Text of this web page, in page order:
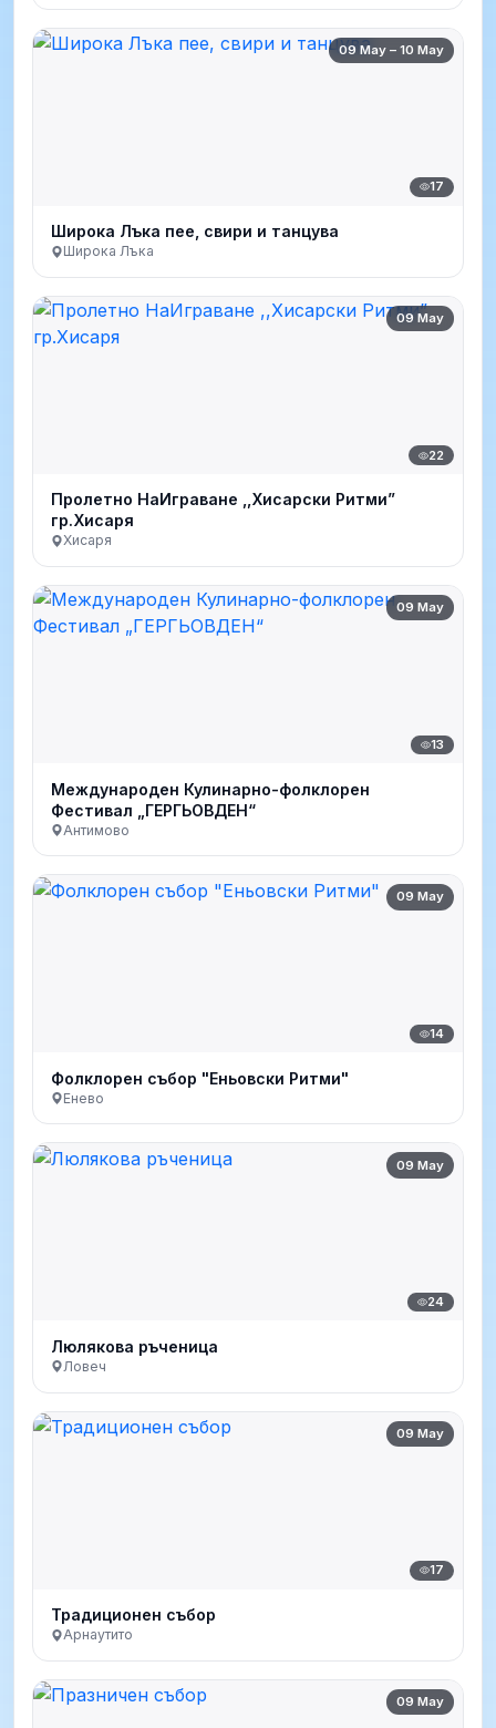
09 May – 10 May
17
Широка Лъка пее, свири и танцува
Широка Лъка
09 May
22
Пролетно НаИграване ,,Хисарски Ритми”
гр.Хисаря
Хисаря
09 May
13
Международен Кулинарно-фолклорен
Фестивал „ГЕРГЬОВДЕН“
Антимово
09 May
14
Фолклорен събор "Еньовски Ритми"
Енево
09 May
24
Люлякова ръченица
Ловеч
09 May
17
Традиционен събор
Арнаутито
09 May